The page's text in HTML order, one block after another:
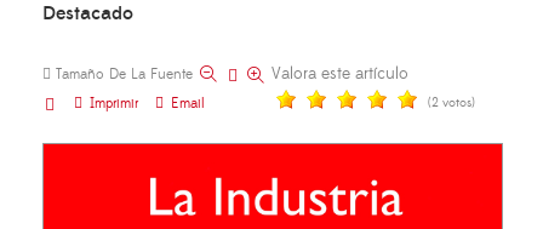
Destacado
Tamaño De La Fuente
Imprimir
Email
Valora este artículo
(2 votos)